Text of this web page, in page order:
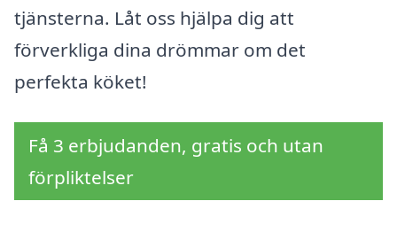
tjänsterna. Låt oss hjälpa dig att
förverkliga dina drömmar om det
perfekta köket!
Få 3 erbjudanden, gratis och utan
förpliktelser